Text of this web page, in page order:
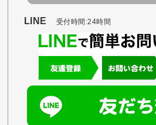
LINE 受付時間:24時間